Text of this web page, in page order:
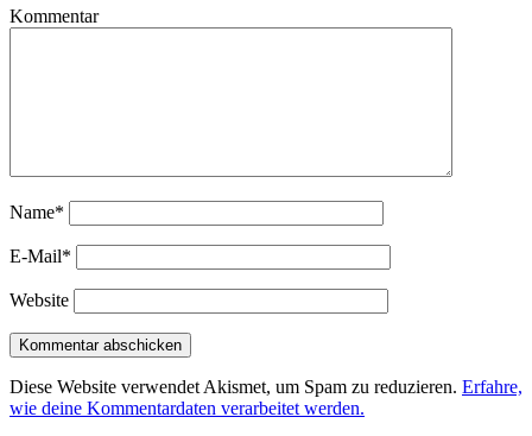
Kommentar
Name*
E-Mail*
Website
Diese Website verwendet Akismet, um Spam zu reduzieren. Erfahre,
wie deine Kommentardaten verarbeitet werden.